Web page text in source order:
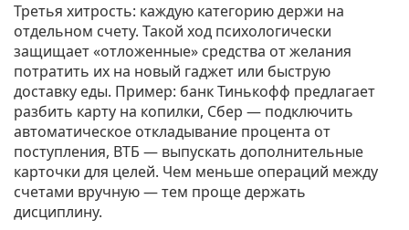
Третья хитрость: каждую категорию держи на
отдельном счету. Такой ход психологически
защищает «отложенные» средства от желания
потратить их на новый гаджет или быструю
доставку еды. Пример: банк Тинькофф предлагает
разбить карту на копилки, Сбер — подключить
автоматическое откладывание процента от
поступления, ВТБ — выпускать дополнительные
карточки для целей. Чем меньше операций между
счетами вручную — тем проще держать
дисциплину.